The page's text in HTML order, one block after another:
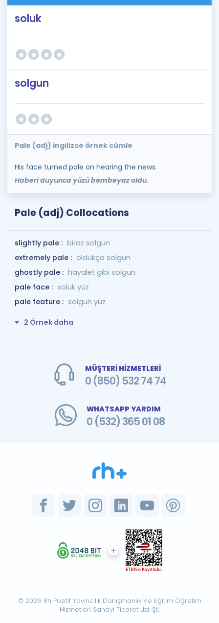
soluk
solgun
Pale (adj) ingilizce örnek cümle
His face turned pale on hearing the news.
Haberi duyunca yüzü bembeyaz oldu.
Pale (adj) Collocations
slightly pale : biraz solgun
extremely pale : oldukça solgun
ghostly pale : hayalet gibi solgun
pale face : soluk yüz
pale feature : solgun yüz
2 Örnek daha
MÜŞTERİ HİZMETLERİ
0 (850) 532 74 74
WHATSAPP YARDIM
0 (532) 365 01 08
© 2026 Rh Pozitif Yayıncılık Danışmanlık Ve Eğitim Öğretim
Hizmetleri Sanayi Ticaret Ltd. Şti.